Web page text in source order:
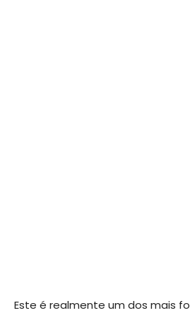
Este é realmente um dos mais